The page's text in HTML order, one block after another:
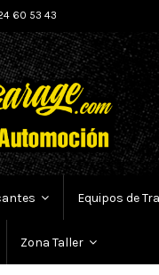
60 53 43
Equipos de
Zona Taller